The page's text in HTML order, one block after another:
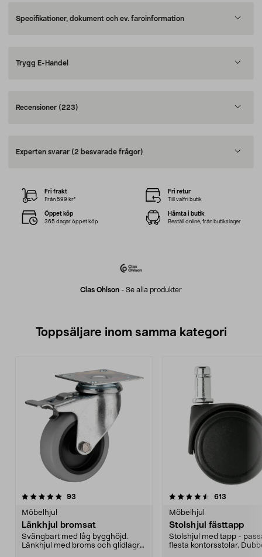
Specifikationer, dokument och ev. faroinformation
Trygg E-Handel
Recensioner (223)
Experten svarar (2 besvarade frågor)
Clas Ohlson - Se alla produkter
Fri frakt
Från 599 kr*
Fri retur
Till valfri butik
Öppet köp
365 dagar öppet köp
Hämta i butik
Beställ online, från butikslager
Toppsäljare inom samma kategori
93
Möbelhjul
Länkhjul bromsat
Svängbart med låg bygghöjd.
Länkhjul med broms och glidlagrat
4.5 av 5 stjärnor 613
Möbelhjul
Stolshjul fästtapp
Stolshjul med tapp -
flesta kontorsstolar.
4.5 av 5 stjärnor